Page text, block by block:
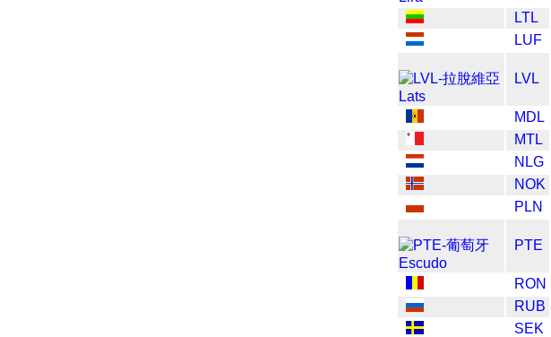
LTL
LUF
LVL
MDL
MTL
NLG
NOK
PLN
PTE
RON
RUB
SEK